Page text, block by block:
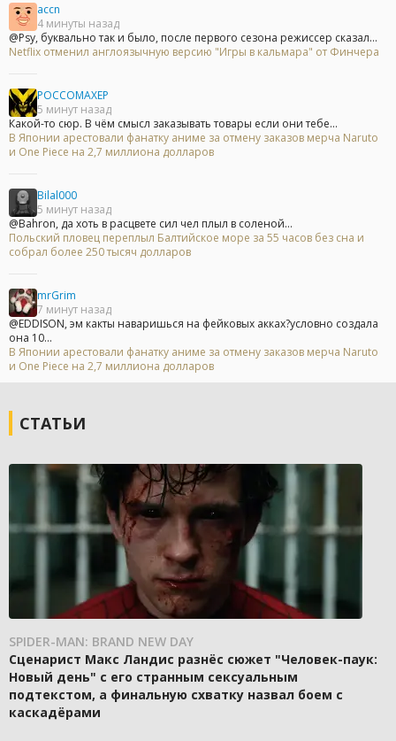
accn
4 минуты назад
@Psy, буквально так и было, после первого сезона режиссер сказал...
Netflix отменил англоязычную версию "Игры в кальмара" от Финчера
POCCOMAXEP
5 минут назад
Какой-то сюр. В чём смысл заказывать товары если они тебе...
В Японии арестовали фанатку аниме за отмену заказов мерча Naruto
и One Piece на 2,7 миллиона долларов
Bilal000
5 минут назад
@Bahron, да хоть в расцвете сил чел плыл в соленой...
Польский пловец переплыл Балтийское море за 55 часов без сна и
собрал более 250 тысяч долларов
mrGrim
7 минут назад
@EDDISON, эм какты наваришься на фейковых акках?условно создала
она 10...
В Японии арестовали фанатку аниме за отмену заказов мерча Naruto
и One Piece на 2,7 миллиона долларов
СТАТЬИ
SPIDER-MAN: BRAND NEW DAY
Сценарист Макс Ландис разнёс сюжет "Человек-паук:
Новый день" с его странным сексуальным
подтекстом, а финальную схватку назвал боем с
каскадёрами